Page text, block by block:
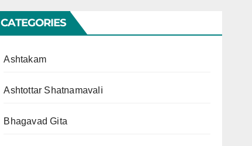
CATEGORIES
Ashtakam
Ashtottar Shatnamavali
Bhagavad Gita